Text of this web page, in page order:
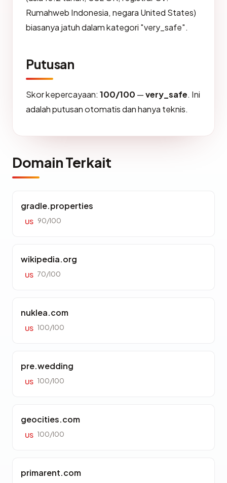
Rumahweb Indonesia, negara United States)
biasanya jatuh dalam kategori "very_safe".
Putusan
Skor kepercayaan: 100/100 —very_safe. Ini
adalah putusan otomatis dan hanya teknis.
Domain Terkait
gradle.properties
US 90/100
wikipedia.org
US 70/100
nuklea.com
US 100/100
pre.wedding
US 100/100
geocities.com
US 100/100
primarent.com